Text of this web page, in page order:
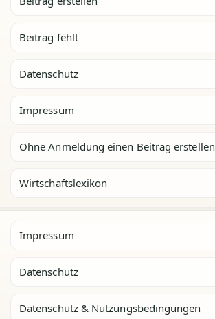
Beitrag fehlt
Datenschutz
Impressum
Ohne Anmeldung einen Beitrag erstellen
Wirtschaftslexikon
Impressum
Datenschutz
Datenschutz & Nutzungsbedingungen